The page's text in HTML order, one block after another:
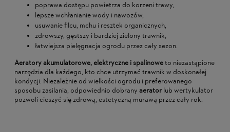
poprawa dostępu powietrza do korzeni trawy,
lepsze wchłanianie wody i nawozów,
usuwanie filcu, mchu i resztek organicznych,
zdrowszy, gęstszy i bardziej zielony trawnik,
łatwiejsza pielęgnacja ogrodu przez cały sezon.
Aeratory akumulatorowe, elektryczne i spalinoweto niezastąpione
narzędzia dla każdego, kto chce utrzymać trawnik w doskonałej
kondycji. Niezależnie od wielkości ogrodu i preferowanego
sposobu zasilania, odpowiednio dobrany aerator lub wertykulator
pozwoli cieszyć się zdrową, estetyczną murawą przez cały rok.